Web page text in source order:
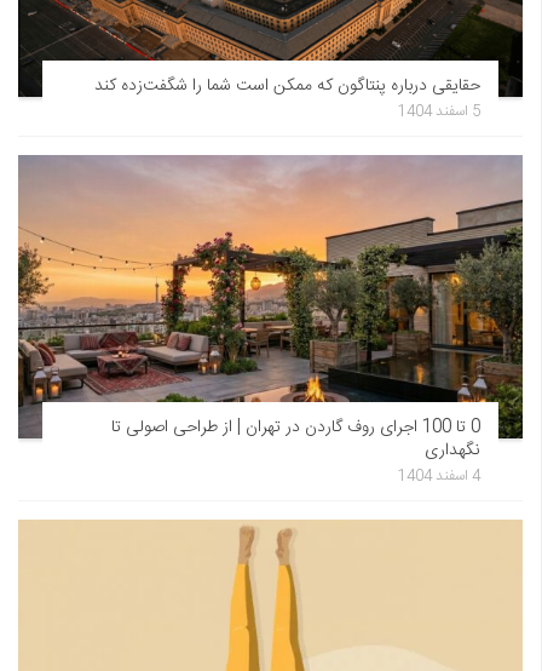
حقایقی درباره پنتاگون که ممکن است شما را شگفت‌زده کند
5 اسفند 1404
0 تا 100 اجرای روف گاردن در تهران | از طراحی اصولی تا
نگهداری
4 اسفند 1404